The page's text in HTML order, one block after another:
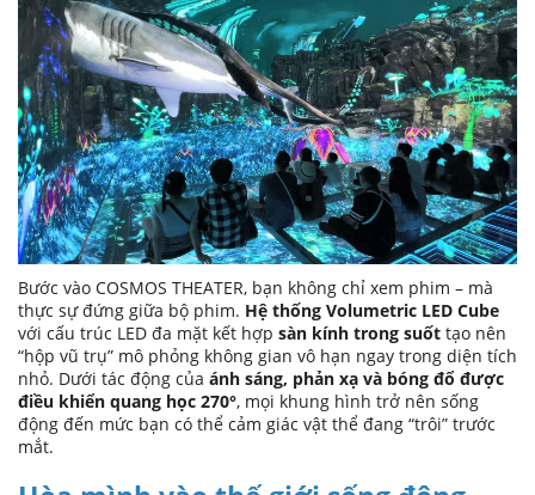
Bước vào COSMOS THEATER, bạn không chỉ xem phim – mà
thực sự đứng giữa bộ phim. Hệ thống Volumetric LED Cube
với cấu trúc LED đa mặt kết hợp sàn kính trong suốt tạo nên
“hộp vũ trụ” mô phỏng không gian vô hạn ngay trong diện tích
nhỏ. Dưới tác động của ánh sáng, phản xạ và bóng đổ được
điều khiển quang học 270°, mọi khung hình trở nên sống
động đến mức bạn có thể cảm giác vật thể đang “trôi” trước
mắt.